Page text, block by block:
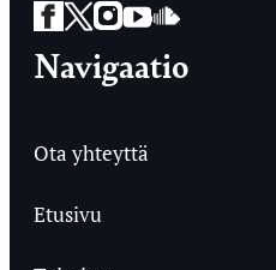
Facebook
Twitter
Instagram
YouTube
SoundCloud
Navigaatio
Ota yhteyttä
Etusivu